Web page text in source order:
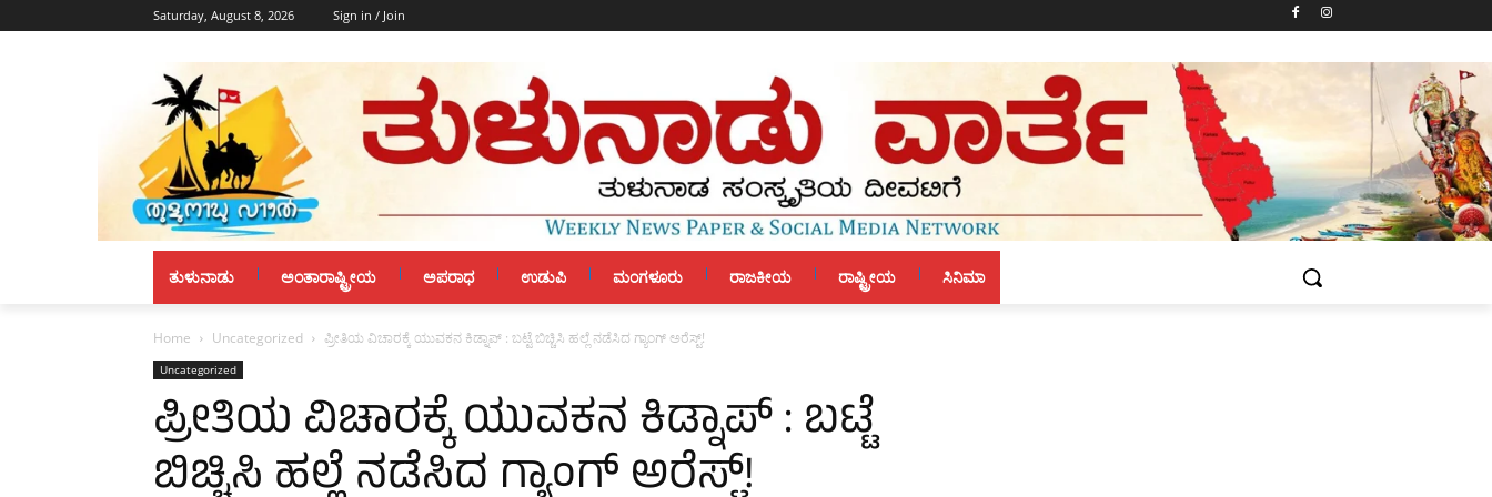
Saturday, August 8, 2026 Sign in / Join
ತುಳುನಾಡು ಅಂತಾರಾಷ್ಟ್ರೀಯ ಅಪರಾಧ ಉಡುಪಿ ಮಂಗಳೂರು ರಾಜಕೀಯ ರಾಷ್ಟ್ರೀಯ ಸಿನಿಮಾ
Home Uncategorized ಪ್ರೀತಿಯ ವಿಚಾರಕ್ಕೆ ಯುವಕನ ಕಿಡ್ನಾಪ್‌ : ಬಟ್ಟೆ ಬಿಚ್ಚಿಸಿ ಹಲ್ಲೆ ನಡೆಸಿದ ಗ್ಯಾಂಗ್ ಅರೆಸ್ಟ್!
Uncategorized
ಪ್ರೀತಿಯ ವಿಚಾರಕ್ಕೆ ಯುವಕನ ಕಿಡ್ನಾಪ್‌ : ಬಟ್ಟೆ
ಬಿಚ್ಚಿಸಿ ಹಲ್ಲೆ ನಡೆಸಿದ ಗ್ಯಾಂಗ್ ಅರೆಸ್ಟ್!